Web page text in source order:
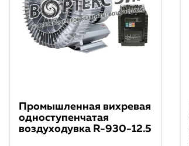
Промышленная вихревая
одноступенчатая
воздуходувка R-930-12.5